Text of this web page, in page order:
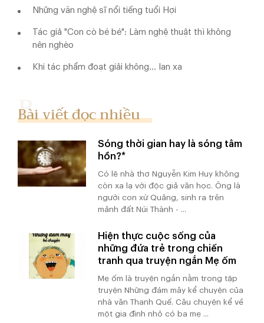
Những văn nghệ sĩ nổi tiếng tuổi Hợi
Tác giả "Con cò bé bé": Làm nghệ thuật thì không
nên nghèo
Khi tác phẩm đoạt giải không… lan xa
Bài viết đọc nhiều
Sóng thời gian hay là sóng tâm
hồn?*
Có lẽ nhà thơ Nguyễn Kim Huy không
còn xa lạ với độc giả văn học. Ông là
người con xứ Quảng, sinh ra trên
mảnh đất Núi Thành - ...
Hiện thực cuộc sống của
những đứa trẻ trong chiến
tranh qua truyện ngắn Mẹ ốm
Mẹ ốm là truyện ngắn nằm trong tập
truyện Những đám mây kể chuyện của
nhà văn Thanh Quế. Câu chuyện kể về
một gia đình nhỏ có ba mẹ ...